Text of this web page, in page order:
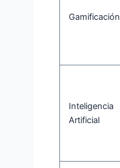
Gamificación
Inteligencia
Artificial